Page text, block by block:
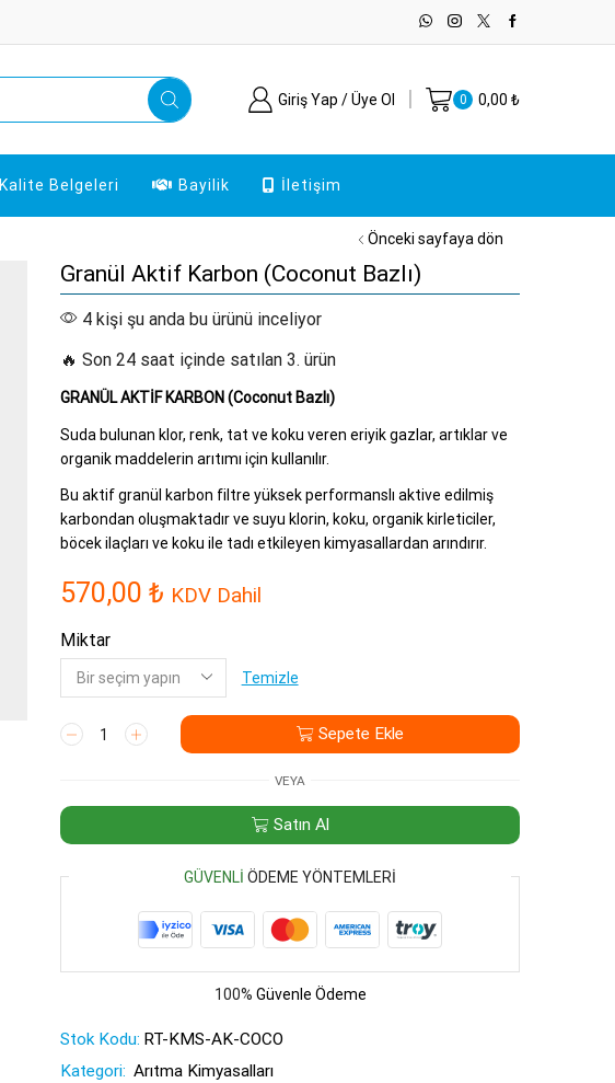
Giriş Yap / Üye Ol 0 0,00 ₺
Kalite Belgeleri Bayilik İletişim
Önceki sayfaya dön
Granül Aktif Karbon (Coconut Bazlı)
4 kişi şu anda bu ürünü inceliyor
🔥 Son 24 saat içinde satılan 3. ürün
GRANÜL AKTİF KARBON (Coconut Bazlı)
Suda bulunan klor, renk, tat ve koku veren eriyik gazlar, artıklar ve
organik maddelerin arıtımı için kullanılır.
Bu aktif granül karbon filtre yüksek performanslı aktive edilmiş
karbondan oluşmaktadır ve suyu klorin, koku, organik kirleticiler,
böcek ilaçları ve koku ile tadı etkileyen kimyasallardan arındırır.
570,00 ₺ KDV Dahil
Miktar
Temizle
Granül
Aktif
Bazlı)
adet
Sepete Ekle
VEYA
Satın Al
GÜVENLI ÖDEME YÖNTEMLERI
100% Güvenle Ödeme
Stok Kodu: RT-KMS-AK-COCO
Kategori: Arıtma Kimyasalları